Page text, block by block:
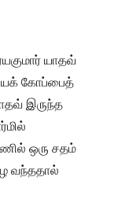
யாதவ்
கோப்பைத்
இருந்த
ஒரு சதம்
வந்ததால்